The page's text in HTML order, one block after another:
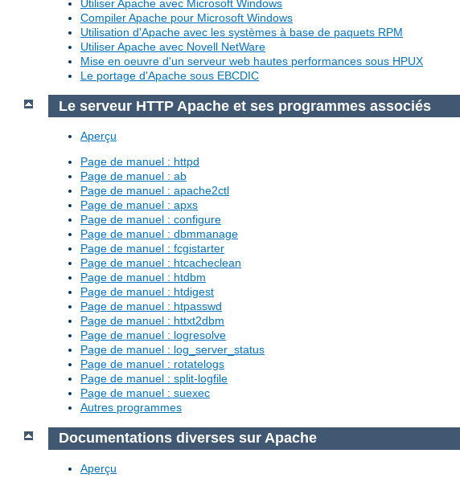
Utiliser Apache avec Microsoft Windows
Compiler Apache pour Microsoft Windows
Utilisation d'Apache avec les systèmes à base de paquets RPM
Utiliser Apache avec Novell NetWare
Mise en oeuvre d'un serveur web hautes performances sous HPUX
Le portage d'Apache sous EBCDIC
Le serveur HTTP Apache et ses programmes associés
Aperçu
Page de manuel : httpd
Page de manuel : ab
Page de manuel : apache2ctl
Page de manuel : apxs
Page de manuel : configure
Page de manuel : dbmmanage
Page de manuel : fcgistarter
Page de manuel : htcacheclean
Page de manuel : htdbm
Page de manuel : htdigest
Page de manuel : htpasswd
Page de manuel : httxt2dbm
Page de manuel : logresolve
Page de manuel : log_server_status
Page de manuel : rotatelogs
Page de manuel : split-logfile
Page de manuel : suexec
Autres programmes
Documentations diverses sur Apache
Aperçu